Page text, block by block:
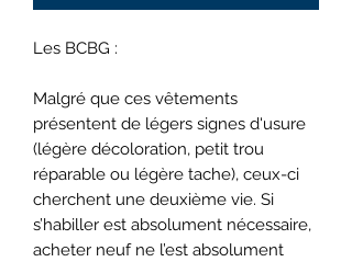
Les BCBG :
Malgré que ces vêtements
présentent de légers signes d'usure
(légère décoloration, petit trou
réparable ou légère tache), ceux-ci
cherchent une deuxième vie. Si
s’habiller est absolument nécessaire,
acheter neuf ne l’est absolument